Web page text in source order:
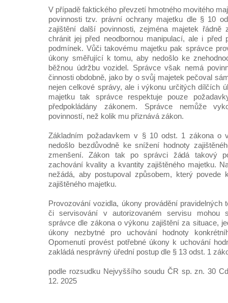
V případě faktického převzetí hmotného movitého
povinnosti tzv. právní ochrany majetku dle § 10
zajištění další povinnosti, zejména majetek řádně
chránit jej před neodbornou manipulací, ale i před
podmínek. Vůči takovému majetku pak správce
úkony směřující k tomu, aby nedošlo ke
běžnou údržbu vozidel. Správce však nemá
činnosti obdobně, jako by o svůj majetek pečoval
nejen celkové správy, ale i výkonu určitých dílčích
majetku tak správce respektuje pouze
předpokládány zákonem. Správce nemůže
povinností, než kolik mu přiznává zákon.
Základním požadavkem v § 10 odst. 1 zákona o
nedošlo bezdůvodně ke snížení hodnoty
zmenšení. Zákon tak po správci žádá takový
zachování kvality a kvantity zajištěného majetku.
nežádá, aby postupoval způsobem, který povede
zajištěného majetku.
Provozování vozidla, úkony provádění pravidelných
či servisování v autorizovaném servisu mohou
správce dle zákona o výkonu zajištění za situace,
úkony nezbytné pro uchování hodnoty
Opomenutí provést potřebné úkony k uchování
zakládá nesprávný úřední postup dle § 13 odst. 1
podle rozsudku Nejvyššího soudu ČR sp. zn. 30
12. 2025